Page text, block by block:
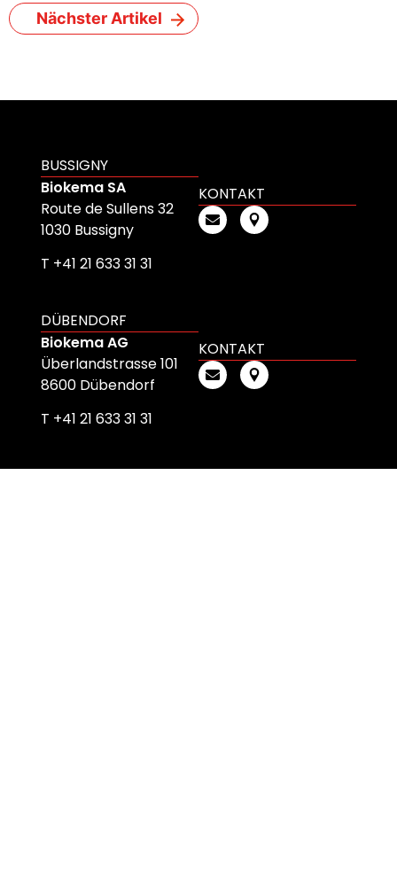
Nächster Artikel
BUSSIGNY
Biokema SA
Route de Sullens 32
1030 Bussigny
T +41 21 633 31 31
KONTAKT
DÜBENDORF
Biokema AG
Überlandstrasse 101
8600 Dübendorf
T +41 21 633 31 31
KONTAKT